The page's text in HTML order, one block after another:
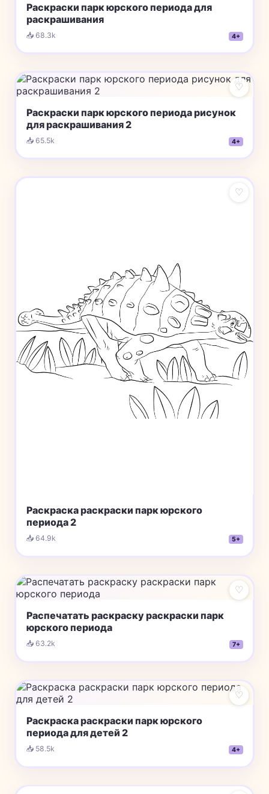
Раскраски парк юрского периода для
раскрашивания
📥 68.3k 4+
♡
Раскраски парк юрского периода рисунок
для раскрашивания 2
📥 65.5k 4+
♡
Раскраска раскраски парк юрского
периода 2
📥 64.9k 5+
♡
Распечатать раскраску раскраски парк
юрского периода
📥 63.2k 7+
♡
Раскраска раскраски парк юрского
периода для детей 2
📥 58.5k 4+